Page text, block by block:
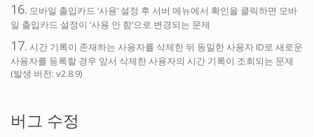
16. 모바일 출입카드 ‘사용’ 설정 후 서버 메뉴에서 확인을 클릭하면 모바
일 출입카드 설정이 ‘사용 안 함’으로 변경되는 문제
17. 시간 기록이 존재하는 사용자를 삭제한 뒤 동일한 사용자 ID로 새로운
사용자를 등록할 경우 앞서 삭제한 사용자의 시간 기록이 조회되는 문제
(발생 버전: v2.8.9)
버그 수정